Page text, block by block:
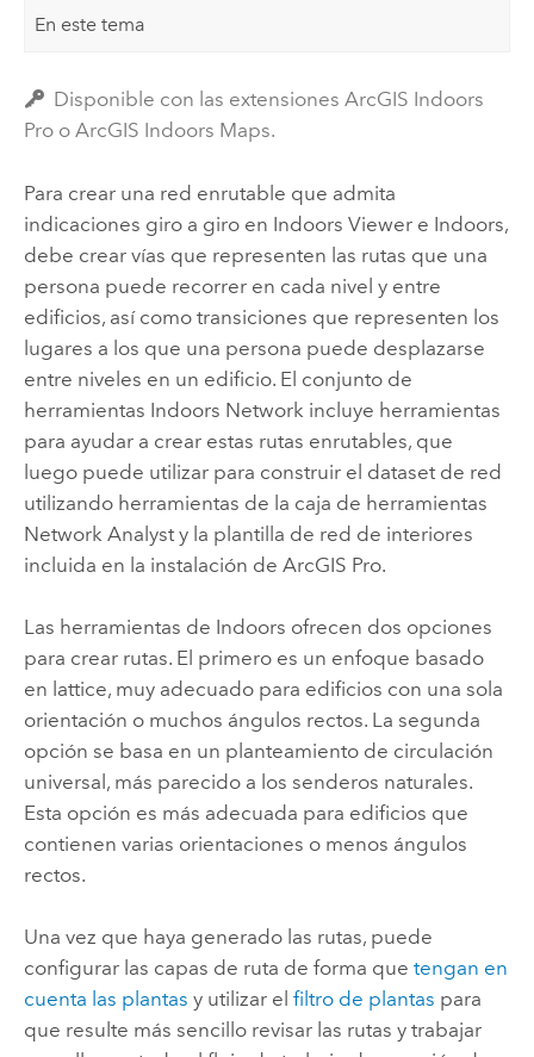
En este tema
Disponible con las extensiones ArcGIS Indoors
Pro o ArcGIS Indoors Maps.
Para crear una red enrutable que admita
indicaciones giro a giro en Indoors Viewere Indoors,
debe crear vías que representen las rutas que una
persona puede recorrer en cada nivel y entre
edificios, así como transiciones que representen los
lugares a los que una persona puede desplazarse
entre niveles en un edificio. El conjunto de
herramientas Indoors Network incluye herramientas
para ayudar a crear estas rutas enrutables, que
luego puede utilizar para construir el dataset de red
utilizando herramientas de la caja de herramientas
Network Analysty la plantilla de red de interiores
incluida en la instalación de ArcGIS Pro.
Las herramientas de Indoors ofrecen dos opciones
para crear rutas. El primero es un enfoque basado
en lattice, muy adecuado para edificios con una sola
orientación o muchos ángulos rectos. La segunda
opción se basa en un planteamiento de circulación
universal, más parecido a los senderos naturales.
Esta opción es más adecuada para edificios que
contienen varias orientaciones o menos ángulos
rectos.
Una vez que haya generado las rutas, puede
configurar las capas de ruta de forma que tengan en
cuenta las plantas y utilizar el filtro de plantas para
que resulte más sencillo revisar las rutas y trabajar